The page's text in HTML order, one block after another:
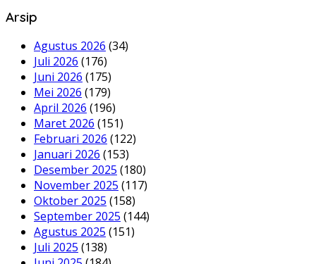
Arsip
Agustus 2026 (34)
Juli 2026 (176)
Juni 2026 (175)
Mei 2026 (179)
April 2026 (196)
Maret 2026 (151)
Februari 2026 (122)
Januari 2026 (153)
Desember 2025 (180)
November 2025 (117)
Oktober 2025 (158)
September 2025 (144)
Agustus 2025 (151)
Juli 2025 (138)